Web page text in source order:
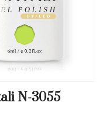
N-3055